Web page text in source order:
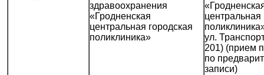
здравоохранения
«Гродненская
центральная городская
поликлиника»
центральная
ул.
201) (прием
по
записи)